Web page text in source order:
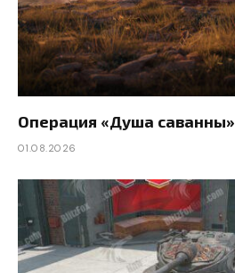
Операция «Душа саванны»
01.08.2026